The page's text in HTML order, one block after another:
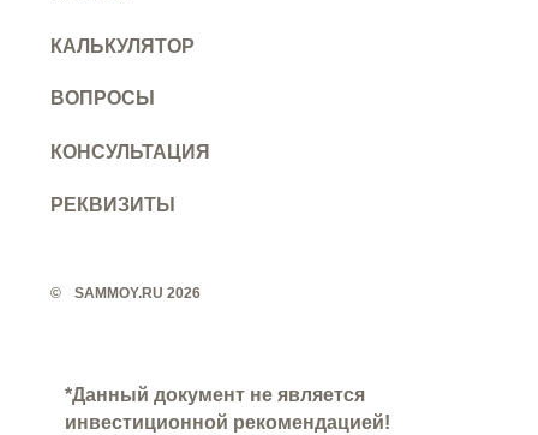
©️ SAMMOY.RU 2026
КАЛЬКУЛЯТОР
ВОПРОСЫ
КОНСУЛЬТАЦИЯ
РЕКВИЗИТЫ
*Данный ‎документ ‎не ‎является
‎инвестиционной‏ ‎рекомендацией!